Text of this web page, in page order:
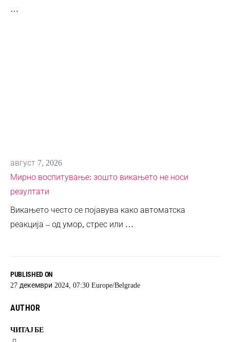
PUBLISHED ON
27 декември 2024, 07:30 Europe/Belgrade
AUTHOR
ЧИТАЈ БЕ
…
август 7, 2026
Мирно воспитување: зошто викањето не носи
резултати
Викањето често се појавува како автоматска
реакција – од умор, стрес или …